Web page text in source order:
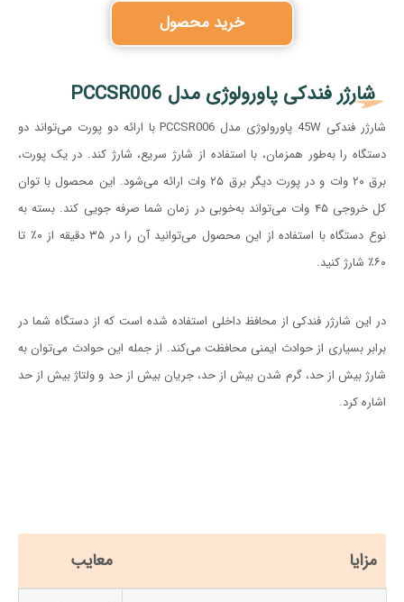
خرید محصول
شارژر فندکی پاورولوژی مدل PCCSR006
شارژر فندکی 45W پاورولوژی مدل PCCSR006 با ارائه دو پورت می‌تواند دو
دستگاه را به‌طور همزمان، با استفاده از شارژ سریع، شارژ کند. در یک پورت،
برق ۲۰ وات و در پورت دیگر برق ۲۵ وات ارائه می‌شود. این محصول با توان
کل خروجی ۴۵ وات می‌تواند به‌خوبی در زمان شما صرفه جویی کند. بسته به
نوع دستگاه با استفاده از این محصول می‌توانید آن را در ۳۵ دقیقه از ۰٪ تا
۶۰٪ شارژ کنید.
در این شارژر فندکی از محافظ داخلی استفاده شده است که از دستگاه شما در
برابر بسیاری از حوادث ایمنی محافظت می‌کند. از جمله این حوادث می‌توان به
شارژ بیش از حد، گرم شدن بیش از حد، جریان بیش از حد و ولتاژ بیش از حد
اشاره کرد.
مزایا معایب